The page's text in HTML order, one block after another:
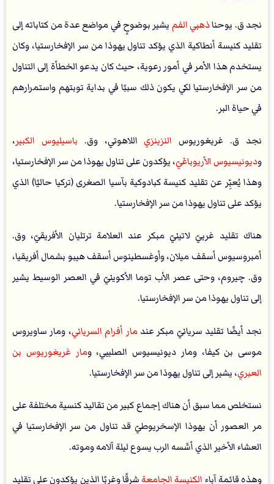
نجد ق. يوحناذهبي الفم يشير بوضوحٍ في مواضع عدة من كتاباته إلى
تقليد كنيسة أنطاكية الذي يؤكد تناول يهوذا من سر الإفخارستيا، وكان
يستخدم هذا الأمر في أمور رعوية، حيث كان يدعو الخطأة إلى التناول
من سر الإفخارستيا لكي يكون ذلك سببًا في بداية توبتهم واستمرارهم
في حياة البر.
نجد ق. غريغوريوس النزينزياللاهوتي، وق. باسيليوس الكبير،
وديونيسيوس الأريوباغيّ، يؤكدون على تناول يهوذا من سر الإفخارستيا،
وهذا يُعبِّر عن تقليد كنيسة كبادوكية بآسيا الصغرى (تركيا حاليًا) الذي
يؤكد على تناول يهوذا من سر الإفخارستيا.
هناك تقليد غربيّ لاتينيّ مبكر عند العلامة ترتليان الأفريقيّ، وق.
أمبروسيوس أسقف ميلان، وأوغسطينوس أسقف هيبو بشمال أفريقيا،
وق. چيروم، وحتى عصر الأب توما الأكوينيّ في العصر الوسيط يشير
إلى تناول يهوذا من سر الإفخارستيا.
نجد أيضًا تقليد سريانيّ مبكر عندمار أفرام السرياني، ومار ساويروس
موسى بن كيفا، ومار ديونيسيوس الصليبي، ومار غريغوريوس بن
العبري، يشير إلى تناول يهوذا من سر الإفخارستيا.
نستخلص مما سبق أن هناك إجماع كبير من تقاليد كنسية مختلفة على
مر العصور أن يهوذا الإسخريوطيّ قد تناول من سر الإفخارستيا في
العشاء الأخير الذي أسَّسه الرب يسوع ليلة آلامه وموته.
وهذه قائمة آباء الكنيسة الجامعةشرقًا وغربًا الذين يؤكدون على تقليد